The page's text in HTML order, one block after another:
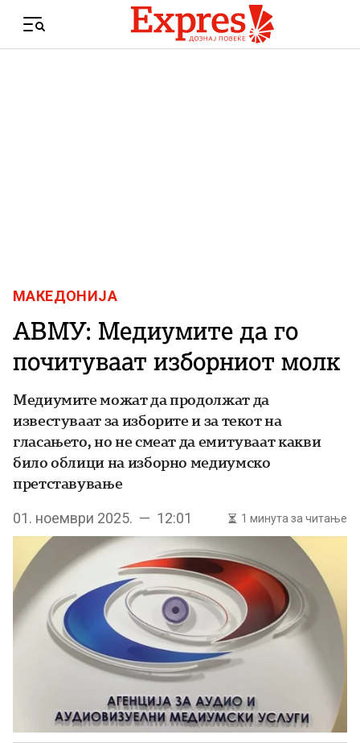
Menu
МАКЕДОНИЈА
АВМУ: Медиумите да го
почитуваат изборниот молк
Медиумите можат да продолжат да
известуваат за изборите и за текот на
гласањето, но не смеат да емитуваат какви
било облици на изборно медиумско
претставување
01. ноември 2025. — 12:01 1 минута за читање